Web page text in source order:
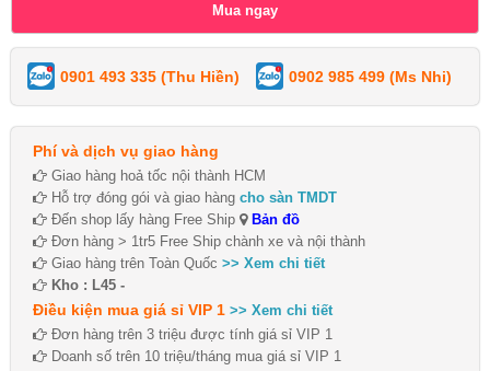
0901 493 335 (Thu Hiền) 0902 985 499 (Ms Nhi)
Phí và dịch vụ giao hàng
Giao hàng hoả tốc nội thành HCM
Hỗ trợ đóng gói và giao hàng cho sàn TMDT
Đến shop lấy hàng Free Ship
Bản đồ
Đơn hàng > 1tr5 Free Ship chành xe và nội thành
Giao hàng trên Toàn Quốc >> Xem chi tiết
Kho : L45 -
Điều kiện mua giá sỉ VIP 1 >> Xem chi tiết
Đơn hàng trên 3 triệu được tính giá sỉ VIP 1
Doanh số trên 10 triệu/tháng mua giá sỉ VIP 1